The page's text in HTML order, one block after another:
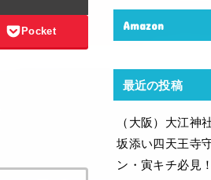
Pocket Amazon
最近の投稿
（大阪）大江神
坂添い四天王寺
ン・寅キチ必見